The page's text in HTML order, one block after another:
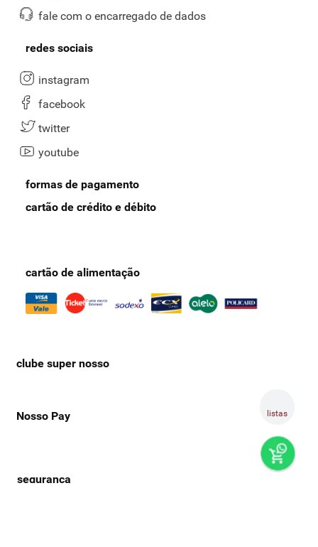
listas
fale com o encarregado de dados
redes sociais
instagram
facebook
twitter
youtube
formas de pagamento
cartão de crédito e débito
cartão de alimentação
clube super nosso
Nosso Pay